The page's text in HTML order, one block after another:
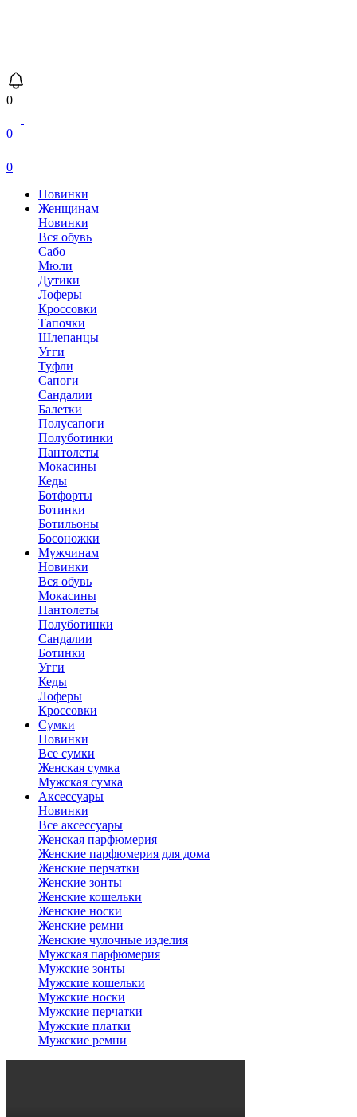
0
0
0
Новинки
Женщинам
Новинки
Вся обувь
Сабо
Мюли
Дутики
Лоферы
Кроссовки
Тапочки
Шлепанцы
Угги
Туфли
Сапоги
Сандалии
Балетки
Полусапоги
Полуботинки
Пантолеты
Мокасины
Кеды
Ботфорты
Ботинки
Ботильоны
Босоножки
Мужчинам
Новинки
Вся обувь
Мокасины
Пантолеты
Полуботинки
Сандалии
Ботинки
Угги
Кеды
Лоферы
Кроссовки
Сумки
Новинки
Все сумки
Женская сумка
Мужская сумка
Аксессуары
Новинки
Все аксессуары
Женская парфюмерия
Женские парфюмерия для дома
Женские перчатки
Женские зонты
Женские кошельки
Женские носки
Женские ремни
Женские чулочные изделия
Мужская парфюмерия
Мужские зонты
Мужские кошельки
Мужские носки
Мужские перчатки
Мужские платки
Мужские ремни